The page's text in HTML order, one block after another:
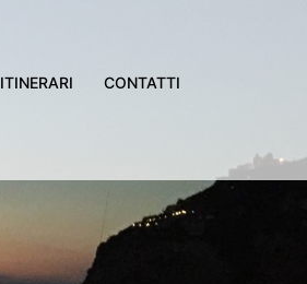
ITINERARI CONTATTI